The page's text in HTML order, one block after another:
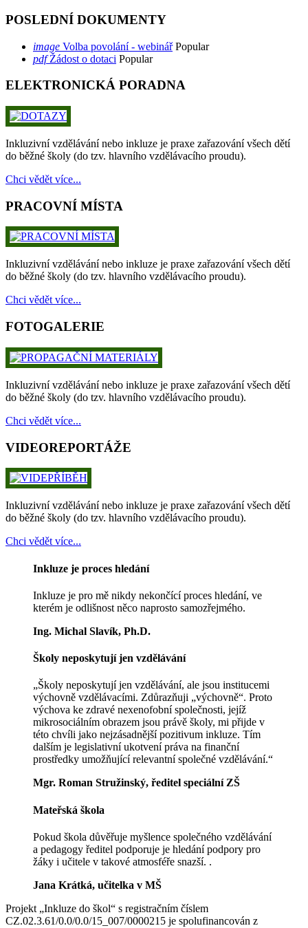
POSLEDNÍ DOKUMENTY
image Volba povolání - webinář Popular
pdf Žádost o dotaci Popular
ELEKTRONICKÁ PORADNA
Inkluzivní vzdělávání nebo inkluze je praxe zařazování všech dětí
do běžné školy (do tzv. hlavního vzdělávacího proudu).
Chci vědět více...
PRACOVNÍ MÍSTA
Inkluzivní vzdělávání nebo inkluze je praxe zařazování všech dětí
do běžné školy (do tzv. hlavního vzdělávacího proudu).
Chci vědět více...
FOTOGALERIE
Inkluzivní vzdělávání nebo inkluze je praxe zařazování všech dětí
do běžné školy (do tzv. hlavního vzdělávacího proudu).
Chci vědět více...
VIDEOREPORTÁŽE
Inkluzivní vzdělávání nebo inkluze je praxe zařazování všech dětí
do běžné školy (do tzv. hlavního vzdělávacího proudu).
Chci vědět více...
Inkluze je proces hledání
Inkluze je pro mě nikdy nekončící proces hledání, ve
kterém je odlišnost něco naprosto samozřejmého.
Ing. Michal Slavík, Ph.D.
Školy neposkytují jen vzdělávání
„Školy neposkytují jen vzdělávání, ale jsou institucemi
výchovně vzdělávacími. Zdůrazňuji „výchovně“. Proto
výchova ke zdravé nexenofobní společnosti, jejíž
mikrosociálním obrazem jsou právě školy, mi přijde v
této chvíli jako nejzásadnější pozitivum inkluze. Tím
dalším je legislativní ukotvení práva na finanční
prostředky umožňující relevantní společné vzdělávání.“
Mgr. Roman Stružinský, ředitel speciální ZŠ
Mateřská škola
Pokud škola důvěřuje myšlence společného vzdělávání
a pedagogy ředitel podporuje je hledání podpory pro
žáky i učitele v takové atmosféře snazší. .
Jana Krátká, učitelka v MŠ
Projekt „Inkluze do škol“ s registračním číslem
CZ.02.3.61/0.0/0.0/15_007/0000215 je spolufinancován z